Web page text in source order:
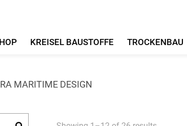
KREISEL BAUSTOFFE TROCKENBAU
MARITIME DESIGN